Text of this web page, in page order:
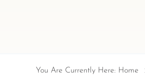
You Are Currently Here: Home